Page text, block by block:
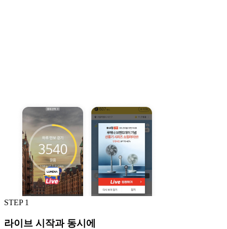
STEP 1
라이브 시작과 동시에